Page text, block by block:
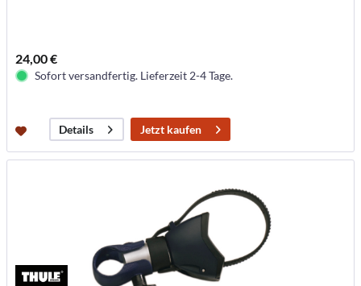
24,00 €
Sofort versandfertig. Lieferzeit 2-4 Tage.
Details Jetzt kaufen